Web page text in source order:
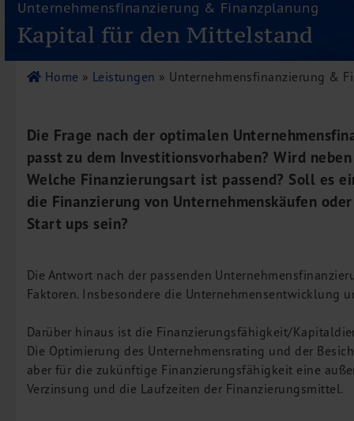
Leistungen
Steuerberatung
Rechtsberatung
Wirtschaftsprüfung
Restrukturierung
M&A + Unternehmensnachfolge
Management Consulting
Internationalisierung
China Consulting
Finanz- und Lohnbuchhaltung
Wirtschaftsprüfung
Steuerberatung
Rechtsberatung
M&A Deutschland/China
Unternehmensfinanzierung
Unternehmensfinanzierung & Finanzplanung
Kapital für den Mittelstand
Home » Leistungen » Unternehmensfinanzierung &
Die Frage nach der optimalen
passt zu dem Investitionsvorhaben? Wird
Welche Finanzierungsart ist passend? Soll es
die Finanzierung von Unternehmenskäufen
Start ups sein?
Die Antwort nach der passenden
Faktoren. Insbesondere die Unternehmensentwicklung
Darüber hinaus ist die Finanzierungsfähigkeit/
Die Optimierung des Unternehmensrating und der
aber für die zukünftige Finanzierungsfähigkeit eine
Verzinsung und die Laufzeiten der Finanzierungsmittel.